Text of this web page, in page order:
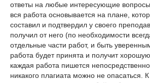
ответы на любые интересующие
вся работа основывается на плане,
составил и подтвердил у своего
получил от него (по необходимости
отдельные части работ, и быть
работа будет принята и получит
каждая работа пишется
никакого плагиата можно не опасаться.